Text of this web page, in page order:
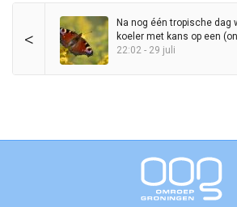
<
Na nog één tropische dag
koeler met kans op een
maar zomer blijft in het
22:02 - 29 juli